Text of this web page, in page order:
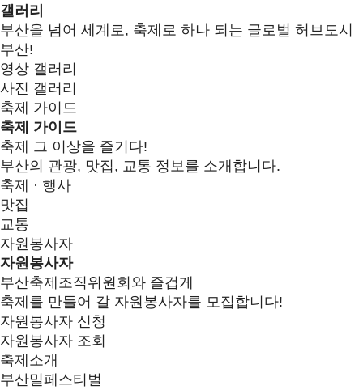
갤러리
부산을 넘어 세계로, 축제로 하나 되는 글로벌 허브도시
부산!
영상 갤러리
사진 갤러리
축제 가이드
축제 가이드
축제 그 이상을 즐기다!
부산의 관광, 맛집, 교통 정보를 소개합니다.
축제 · 행사
맛집
교통
자원봉사자
자원봉사자
부산축제조직위원회와 즐겁게
축제를 만들어 갈 자원봉사자를 모집합니다!
자원봉사자 신청
자원봉사자 조회
축제소개
부산밀페스티벌